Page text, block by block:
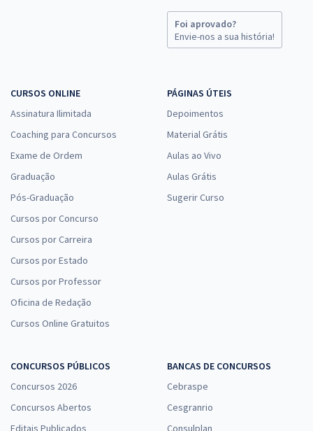
Foi aprovado?
Envie-nos a sua história!
CURSOS ONLINE
Assinatura Ilimitada
Coaching para Concursos
Exame de Ordem
Graduação
Pós-Graduação
Cursos por Concurso
Cursos por Carreira
Cursos por Estado
Cursos por Professor
Oficina de Redação
Cursos Online Gratuitos
PÁGINAS ÚTEIS
Depoimentos
Material Grátis
Aulas ao Vivo
Aulas Grátis
Sugerir Curso
CONCURSOS PÚBLICOS
Concursos 2026
Concursos Abertos
Editais Publicados
BANCAS DE CONCURSOS
Cebraspe
Cesgranrio
Consulplan